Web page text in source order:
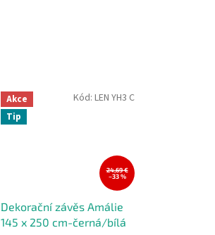
Akce
Tip
24,69 €
–33 %
Dekorační závěs Amálie
145 x 250 cm-černá/bílá
Kód: LEN YH3 C